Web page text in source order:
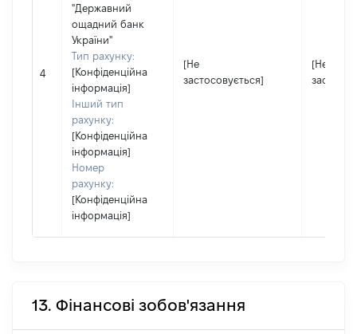
4
"Державний
ощадний банк
України"
Тип рахунку:
[Конфіденційна
інформація]
Інший тип
рахунку:
[Конфіденційна
інформація]
Номер
рахунку:
[Конфіденційна
інформація]
[Не
застосовується]
[Не
13. Фінансові зобов'язання